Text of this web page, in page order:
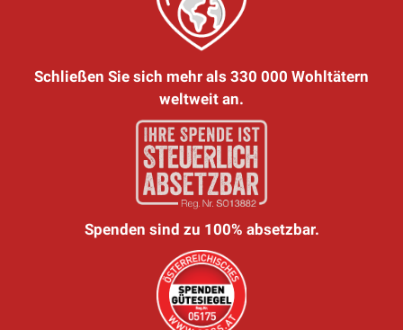
Schließen Sie sich mehr als 330 000 Wohltätern
weltweit an.
Spenden sind zu 100% absetzbar.